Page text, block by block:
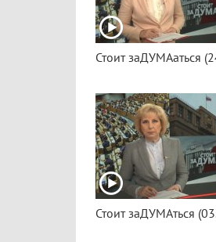
Стоит заДУМАаться
Стоит заДУМАться